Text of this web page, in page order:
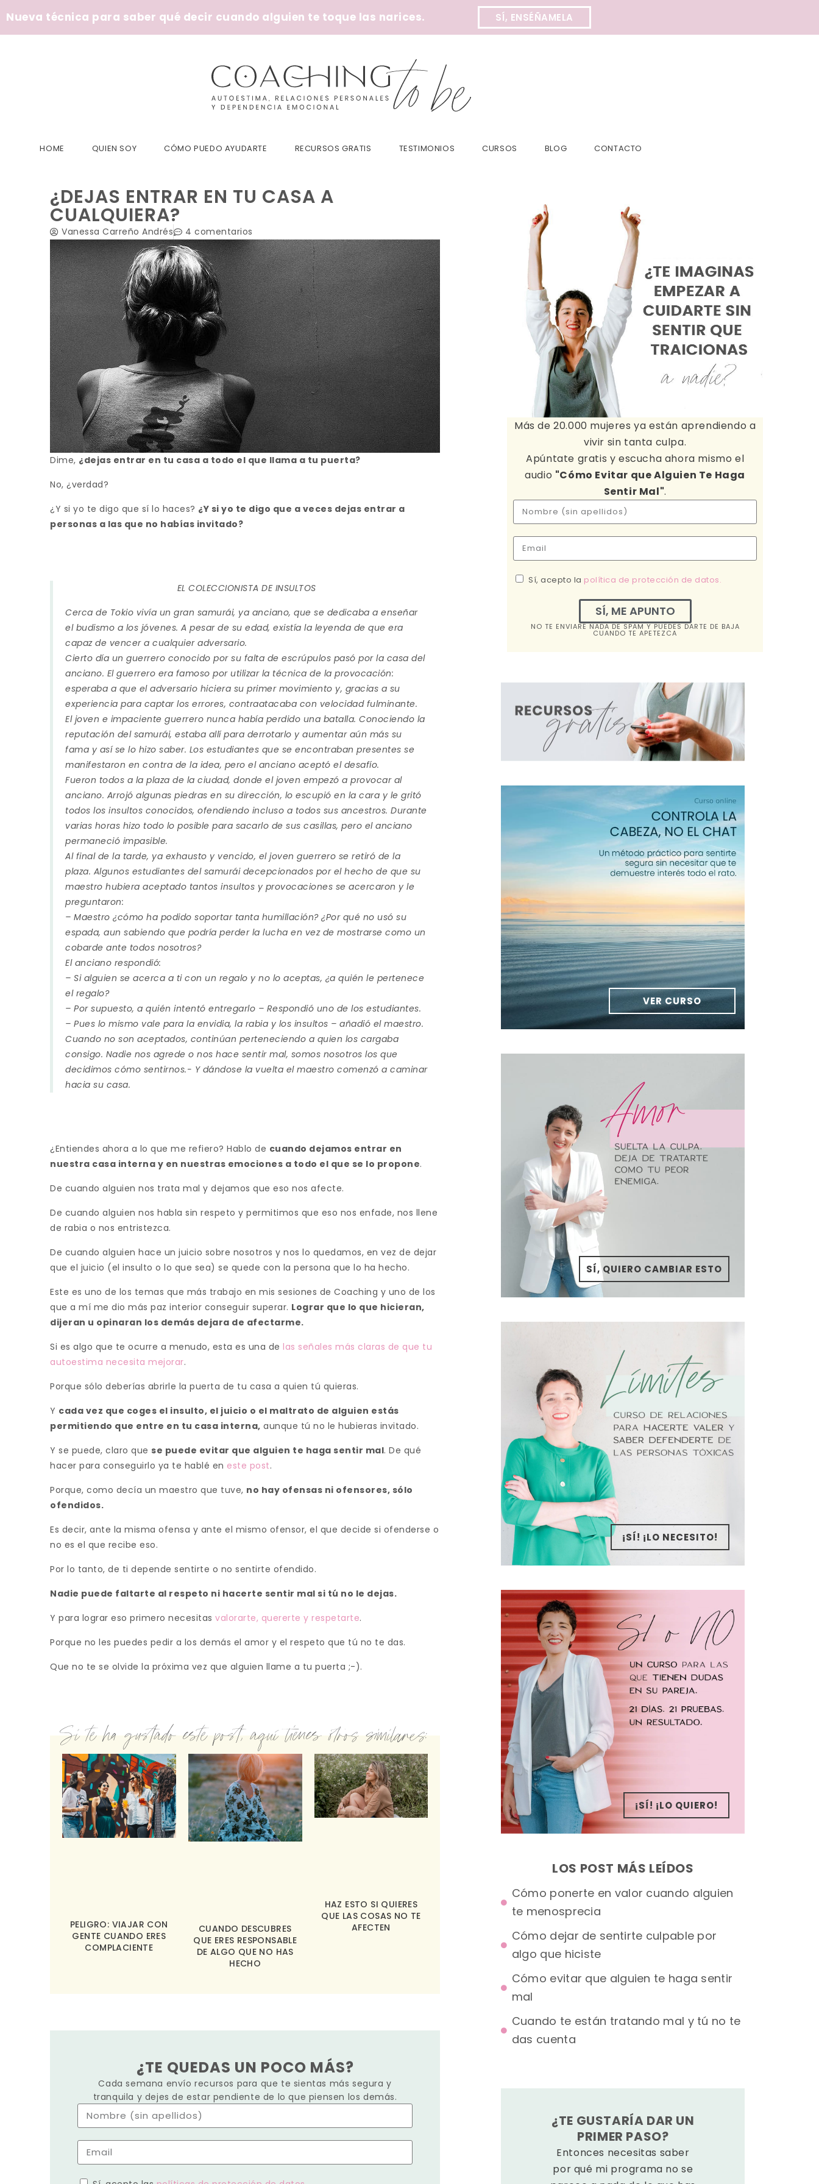
Nueva técnica para saber qué decir cuando alguien te toque las narices. SÍ, ENSÉÑAMELA
HOME QUIEN SOY CÓMO PUEDO AYUDARTE RECURSOS GRATIS TESTIMONIOS CURSOS BLOG CONTACTO
¿DEJAS ENTRAR EN TU CASA A
CUALQUIERA?
Vanessa Carreño Andrés 4 comentarios
Dime, ¿dejas entrar en tu casa a todo el que llama a tu puerta?
No, ¿verdad?
¿Y si yo te digo que sí lo haces? ¿Y si yo te digo que a veces dejas entrar a
personas a las que no habías invitado?
EL COLECCIONISTA DE INSULTOS
Cerca de Tokio vivía un gran samurái, ya anciano, que se dedicaba a enseñar
el budismo a los jóvenes. A pesar de su edad, existía la leyenda de que era
capaz de vencer a cualquier adversario.
Cierto día un guerrero conocido por su falta de escrúpulos pasó por la casa del
anciano. El guerrero era famoso por utilizar la técnica de la provocación:
esperaba a que el adversario hiciera su primer movimiento y, gracias a su
experiencia para captar los errores, contraatacaba con velocidad fulminante.
El joven e impaciente guerrero nunca había perdido una batalla. Conociendo la
reputación del samurái, estaba allí para derrotarlo y aumentar aún más su
fama y así se lo hizo saber. Los estudiantes que se encontraban presentes se
manifestaron en contra de la idea, pero el anciano aceptó el desafío.
Fueron todos a la plaza de la ciudad, donde el joven empezó a provocar al
anciano. Arrojó algunas piedras en su dirección, lo escupió en la cara y le gritó
todos los insultos conocidos, ofendiendo incluso a todos sus ancestros. Durante
varias horas hizo todo lo posible para sacarlo de sus casillas, pero el anciano
permaneció impasible.
Al final de la tarde, ya exhausto y vencido, el joven guerrero se retiró de la
plaza. Algunos estudiantes del samurái decepcionados por el hecho de que su
maestro hubiera aceptado tantos insultos y provocaciones se acercaron y le
preguntaron:
– Maestro ¿cómo ha podido soportar tanta humillación? ¿Por qué no usó su
espada, aun sabiendo que podría perder la lucha en vez de mostrarse como un
cobarde ante todos nosotros?
El anciano respondió:
– Si alguien se acerca a ti con un regalo y no lo aceptas, ¿a quién le pertenece
el regalo?
– Por supuesto, a quién intentó entregarlo – Respondió uno de los estudiantes.
– Pues lo mismo vale para la envidia, la rabia y los insultos – añadió el maestro.
Cuando no son aceptados, continúan perteneciendo a quien los cargaba
consigo. Nadie nos agrede o nos hace sentir mal, somos nosotros los que
decidimos cómo sentirnos.- Y dándose la vuelta el maestro comenzó a caminar
hacia su casa.
¿Entiendes ahora a lo que me refiero? Hablo de cuando dejamos entrar en
nuestra casa interna y en nuestras emociones a todo el que se lo propone.
De cuando alguien nos trata mal y dejamos que eso nos afecte.
De cuando alguien nos habla sin respeto y permitimos que eso nos enfade, nos llene
de rabia o nos entristezca.
De cuando alguien hace un juicio sobre nosotros y nos lo quedamos, en vez de dejar
que el juicio (el insulto o lo que sea) se quede con la persona que lo ha hecho.
Este es uno de los temas que más trabajo en mis sesiones de Coaching y uno de los
que a mí me dio más paz interior conseguir superar. Lograr que lo que hicieran,
dijeran u opinaran los demás dejara de afectarme.
Si es algo que te ocurre a menudo, esta es una de las señales más claras de que tu
autoestima necesita mejorar.
Porque sólo deberías abrirle la puerta de tu casa a quien tú quieras.
Y cada vez que coges el insulto, el juicio o el maltrato de alguien estás
permitiendo que entre en tu casa interna, aunque tú no le hubieras invitado.
Y se puede, claro que se puede evitar que alguien te haga sentir mal. De qué
hacer para conseguirlo ya te hablé en este post.
Porque, como decía un maestro que tuve, no hay ofensas ni ofensores, sólo
ofendidos.
Es decir, ante la misma ofensa y ante el mismo ofensor, el que decide si ofenderse o
no es el que recibe eso.
Por lo tanto, de ti depende sentirte o no sentirte ofendido.
Nadie puede faltarte al respeto ni hacerte sentir mal si tú no le dejas.
Y para lograr eso primero necesitas valorarte, quererte y respetarte.
Porque no les puedes pedir a los demás el amor y el respeto que tú no te das.
Que no te se olvide la próxima vez que alguien llame a tu puerta ;-).
Si te ha gustado este post, aquí tienes otros similares:
PELIGRO: VIAJAR CON
GENTE CUANDO ERES
COMPLACIENTE
CUANDO DESCUBRES
QUE ERES RESPONSABLE
DE ALGO QUE NO HAS
HECHO
HAZ ESTO SI QUIERES
QUE LAS COSAS NO TE
AFECTEN
¿TE QUEDAS UN POCO MÁS?
Cada semana envío recursos para que te sientas más segura y
tranquila y dejes de estar pendiente de lo que piensen los demás.
Más de 20.000 mujeres ya están aprendiendo a
vivir sin tanta culpa.
Apúntate gratis y escucha ahora mismo el
audio "Cómo Evitar que Alguien Te Haga
Sentir Mal".
Sí, acepto la política de protección de datos.
SÍ, ME APUNTO
NO TE ENVIARÉ NADA DE SPAM Y PUEDES DARTE DE BAJA
CUANDO TE APETEZCA
VER CURSO
SÍ, QUIERO CAMBIAR ESTO
¡SÍ! ¡LO NECESITO!
¡SÍ! ¡LO QUIERO!
LOS POST MÁS LEÍDOS
Cómo ponerte en valor cuando alguien
te menosprecia
Cómo dejar de sentirte culpable por
algo que hiciste
Cómo evitar que alguien te haga sentir
mal
Cuando te están tratando mal y tú no te
das cuenta
¿TE GUSTARÍA DAR UN
PRIMER PASO?
Entonces necesitas saber
por qué mi programa no se